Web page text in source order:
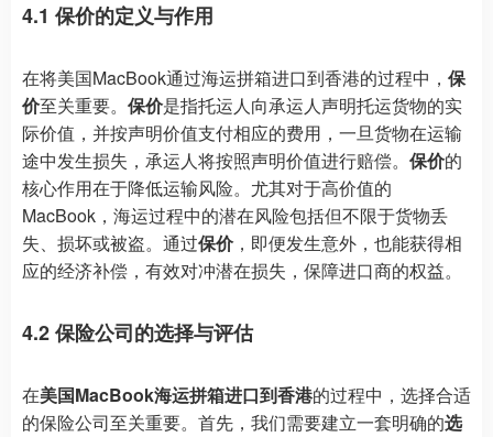
4.1 保价的定义与作用
在将美国MacBook通过海运拼箱进口到香港的过程中， 保
价至关重要。 保价是指托运人向承运人声明托运货物的实
际价值，并按声明价值支付相应的费用，一旦货物在运输
途中发生损失，承运人将按照声明价值进行赔偿。 保价的
核心作用在于降低运输风险。尤其对于高价值的
MacBook，海运过程中的潜在风险包括但不限于货物丢
失、损坏或被盗。通过保价，即便发生意外，也能获得相
应的经济补偿，有效对冲潜在损失，保障进口商的权益。
4.2 保险公司的选择与评估
在美国MacBook海运拼箱进口到香港的过程中，选择合适
的保险公司至关重要。首先，我们需要建立一套明确的选